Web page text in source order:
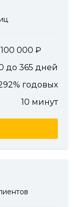
000
до 365 дней
годовых
10 минут